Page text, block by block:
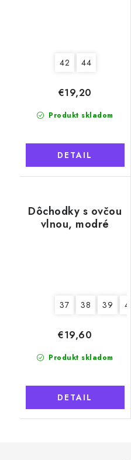
42 44
Produkt skladom
€19,20
DETAIL
Dôchodky s ovčou
vlnou, modré
37 38 39 40
Produkt skladom
€19,60
DETAIL